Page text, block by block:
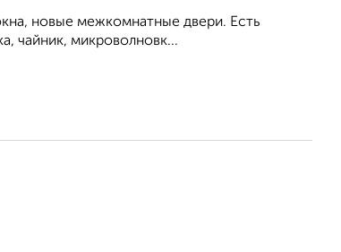
новые межкомнатные двери. Есть
чайник, микроволновк...